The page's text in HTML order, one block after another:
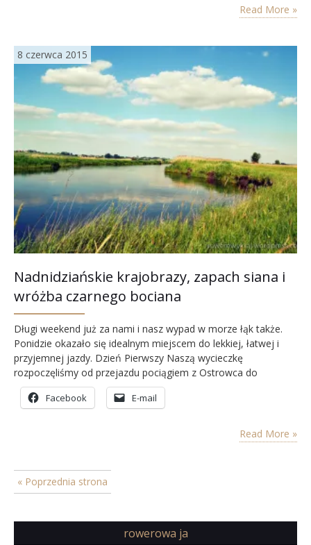
Read More »
8 czerwca 2015
Nadnidziańskie krajobrazy, zapach siana i
wróżba czarnego bociana
Długi weekend już za nami i nasz wypad w morze łąk także.
Ponidzie okazało się idealnym miejscem do lekkiej, łatwej i
przyjemnej jazdy. Dzień Pierwszy Naszą wycieczkę
rozpoczęliśmy od przejazdu pociągiem z Ostrowca do
Sobkowa, skąd w dalszą drogę ruszyliśmy już na rowerach. Od
stacji kolejowej trzymamy się rowerowego Szlaku Architektury
Facebook E-mail
Read More »
« Poprzednia strona
rowerowa ja